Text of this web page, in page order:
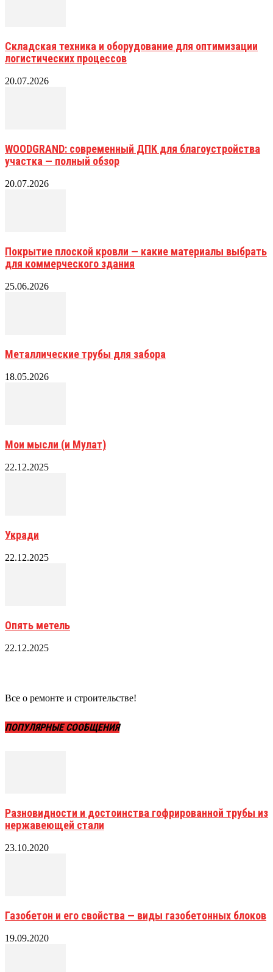
Складская техника и оборудование для оптимизации
логистических процессов
20.07.2026
WOODGRAND: современный ДПК для благоустройства
участка — полный обзор
20.07.2026
Покрытие плоской кровли — какие материалы выбрать
для коммерческого здания
25.06.2026
Металлические трубы для забора
18.05.2026
Мои мысли (и Мулат)
22.12.2025
Укради
22.12.2025
Опять метель
22.12.2025
Все о ремонте и строительстве!
ПОПУЛЯРНЫЕ СООБЩЕНИЯ
Разновидности и достоинства гофрированной трубы из
нержавеющей стали
23.10.2020
Газобетон и его свойства — виды газобетонных блоков
19.09.2020